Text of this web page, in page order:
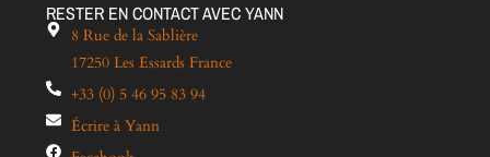
RESTER EN CONTACT AVEC YANN
8 Rue de la Sablière
17250 Les Essards France
+33 (0) 5 46 95 83 94
Écrire à Yann